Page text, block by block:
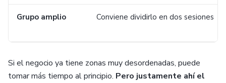
Grupo amplio Conviene dividirlo en dos sesiones
Si el negocio ya tiene zonas muy desordenadas, puede
tomar más tiempo al principio. Pero justamente ahí el